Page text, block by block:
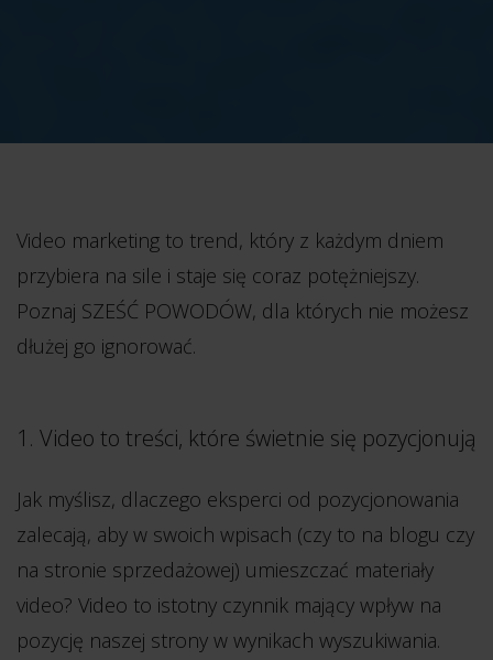
Video marketing to trend, który z każdym dniem
przybiera na sile i staje się coraz potężniejszy.
Poznaj SZEŚĆ POWODÓW, dla których nie możesz
dłużej go ignorować.
1. Video to treści, które świetnie się pozycjonują
Jak myślisz, dlaczego eksperci od pozycjonowania
zalecają, aby w swoich wpisach (czy to na blogu czy
na stronie sprzedażowej) umieszczać materiały
video? Video to istotny czynnik mający wpływ na
pozycję naszej strony w wynikach wyszukiwania.